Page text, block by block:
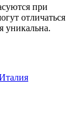
при
отличаться
уникальна.